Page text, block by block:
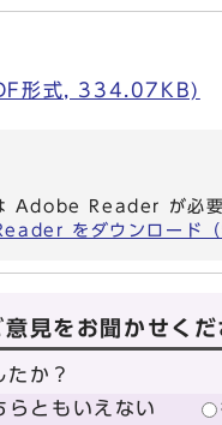
形式, 334.07KB)
Adobe Reader が必要
をダウンロード（
見をお聞かせくだ
か？
らともいえない